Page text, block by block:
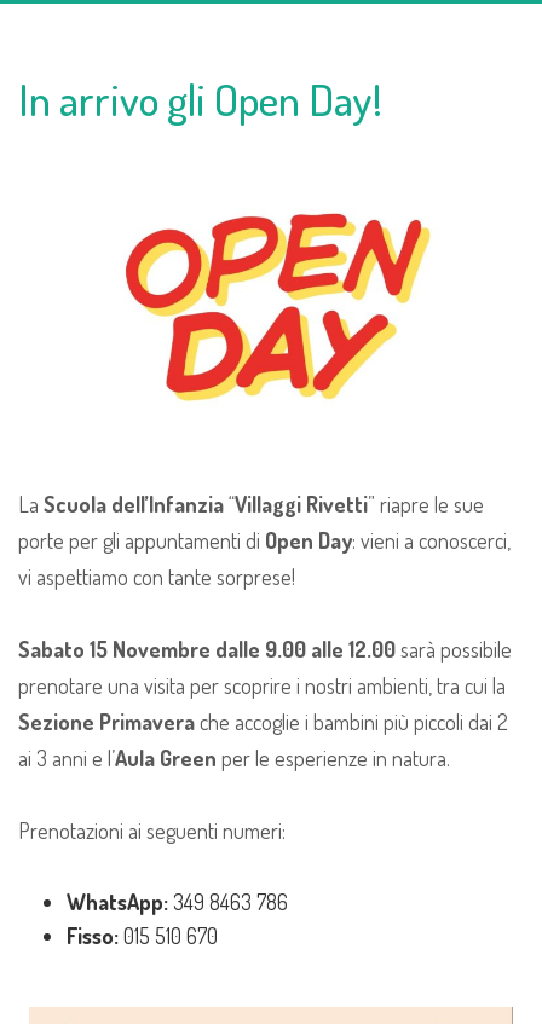
In arrivo gli Open Day!
La Scuola dell’Infanzia“Villaggi Rivetti” riapre le sue
porte per gli appuntamenti di Open Day: vieni a conoscerci,
vi aspettiamo con tante sorprese!
Sabato 15 Novembre dalle 9.00 alle 12.00sarà possibile
prenotare una visita per scoprire i nostri ambienti, tra cui la
Sezione Primaverache accoglie i bambini più piccoli dai 2
ai 3 anni e l’Aula Green per le esperienze in natura.
Prenotazioni ai seguenti numeri:
WhatsApp: 349 8463 786
Fisso:015 510 670